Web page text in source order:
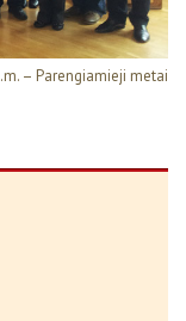
– Parengiamieji metai